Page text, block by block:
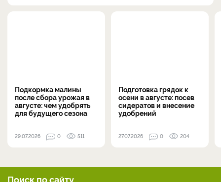
Подкормка малины
после сбора урожая в
августе: чем удобрять
для будущего сезона
29.07.2026 0 511
Подготовка грядок к
осени в августе: посев
сидератов и внесение
удобрений
27.07.2026 0 204
Поиск по сайту